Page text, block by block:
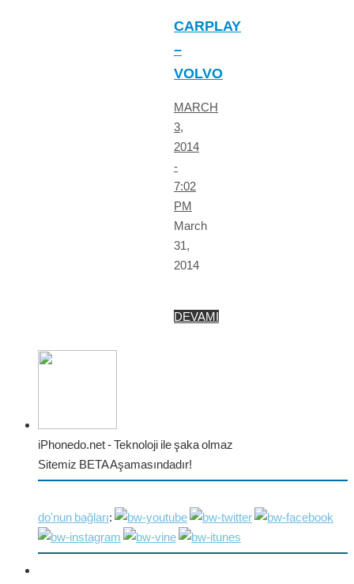
CARPLAY
–
VOLVO
MARCH
3,
2014
-
7:02
PM
March
31,
2014
DEVAMI
iPhonedo.net - Teknoloji ile şaka olmaz
Sitemiz BETA Aşamasındadır!
do'nun bağları: